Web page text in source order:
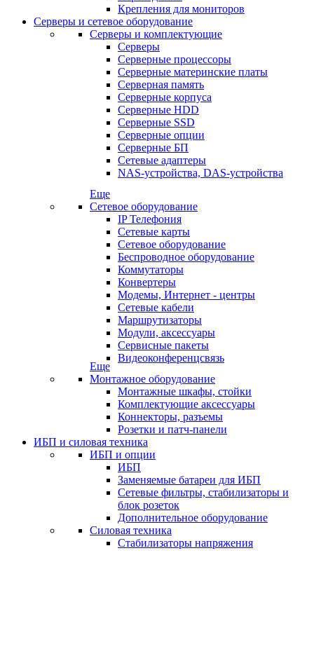
Крепления для мониторов
Серверы и сетевое оборудование
Серверы и комплектующие
Серверы
Серверные процессоры
Серверные материнские платы
Серверная память
Серверные корпуса
Серверные HDD
Серверные SSD
Серверные опции
Серверные БП
Сетевые адаптеры
NAS-устройства, DAS-устройства
Еще
Сетевое оборудование
IP Телефония
Сетевые карты
Сетевое оборудование
Беспроводное оборудование
Коммутаторы
Конвертеры
Модемы, Интернет - центры
Сетевые кабели
Маршрутизаторы
Модули, аксессуары
Сервисные пакеты
Видеоконференцсвязь
Еще
Монтажное оборудование
Монтажные шкафы, стойки
Комплектующие аксессуары
Коннекторы, разъемы
Розетки и патч-панели
ИБП и силовая техника
ИБП и опции
ИБП
Заменяемые батареи для ИБП
Сетевые фильтры, стабилизаторы и
блок розеток
Дополнительное оборудование
Силовая техника
Стабилизаторы напряжения